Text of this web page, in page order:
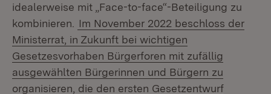
idealerweise mit „Face-to-face“-Beteiligung zu
kombinieren.
Im November 2022 beschloss der
Ministerrat, in Zukunft bei wichtigen
Gesetzesvorhaben Bürgerforen mit zufällig
ausgewählten Bürgerinnen und Bürgern zu
organisieren, die den ersten Gesetzentwurf